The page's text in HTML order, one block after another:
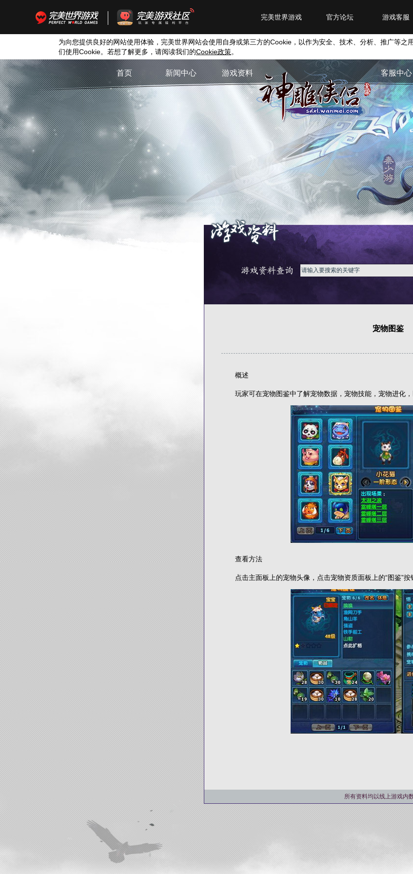
游戏客服
官方论坛
完美世界游戏
为向您提供良好的网站使用体验，完美世界网站会使用自身或第三方的Cookie ，以作为安全、技术、分析、推广等之
们使用Cookie。若想了解更多，请阅读我们的Cookie政策。
首页 新闻中心 游戏资料 客服中心
宠物图鉴
概述
玩家可在宠物图鉴中了解宠物数据，宠物技能，宠物进化，
查看方法
点击主面板上的宠物头像，点击宠物资质面板上的“图鉴”按
所有资料均以线上游戏内